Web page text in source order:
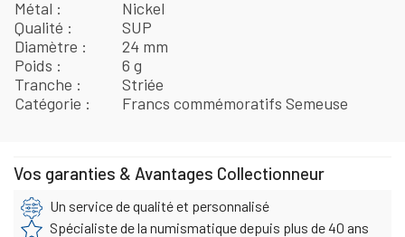
Métal
Nickel
Qualité
SUP
Diamètre
24 mm
Poids
6 g
Tranche
Striée
Catégorie
Francs commémoratifs Semeuse
Vos garanties & Avantages Collectionneur
Un service de qualité et personnalisé
Spécialiste de la numismatique depuis plus de 40 ans